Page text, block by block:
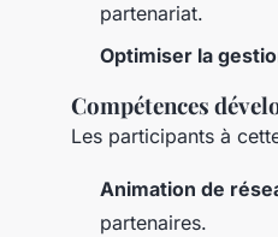
partenariat.
Optimiser la
Compétences
Les participants à
Animation de
partenaires.